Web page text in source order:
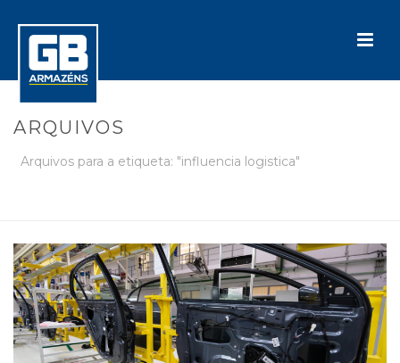
ARQUIVOS
Arquivos para a etiqueta: "influencia logistica"